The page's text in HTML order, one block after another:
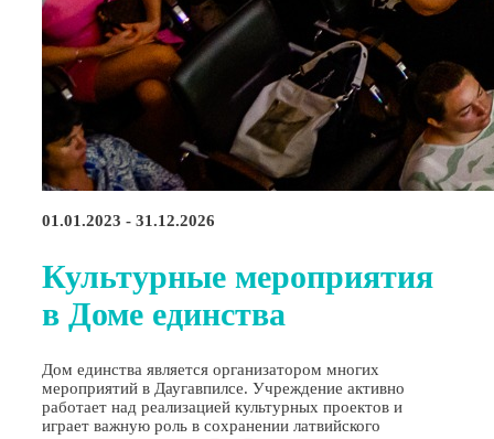
01.01.2023 - 31.12.2026
Культурные мероприятия
в Доме единства
Дом единства является организатором многих
мероприятий в Даугавпилсе. Учреждение активно
работает над реализацией культурных проектов и
играет важную роль в сохранении латвийского